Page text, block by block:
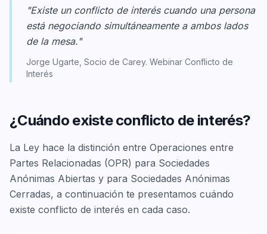
"Existe un conflicto de interés cuando una persona
está negociando simultáneamente a ambos lados
de la mesa."
Jorge Ugarte, Socio de Carey. Webinar Conflicto de
Interés
¿Cuándo existe conflicto de interés?
La Ley hace la distinción entre Operaciones entre
Partes Relacionadas (OPR) para Sociedades
Anónimas Abiertas y para Sociedades Anónimas
Cerradas, a continuación te presentamos cuándo
existe conflicto de interés en cada caso.